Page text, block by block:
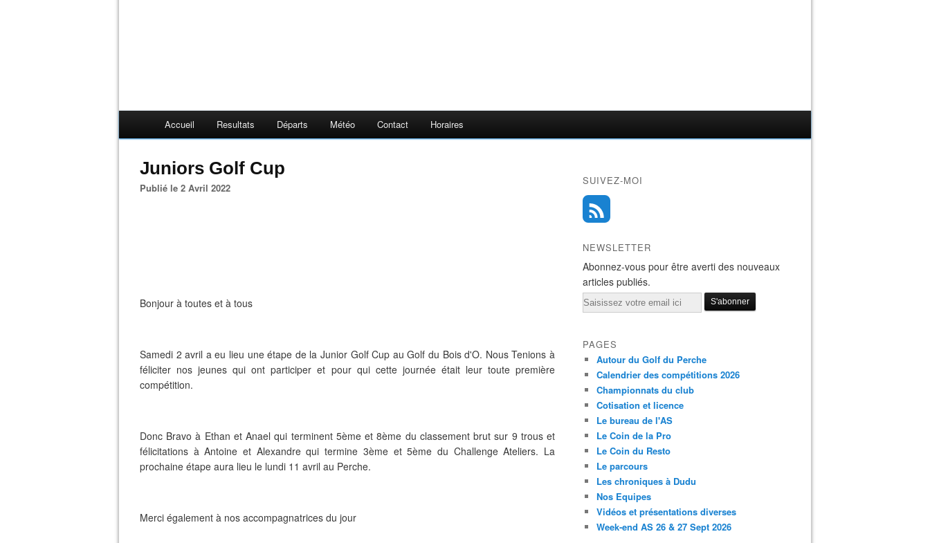
Accueil Resultats Départs Météo Contact Horaires
Juniors Golf Cup
Publié le 2 Avril 2022
Bonjour à toutes et à tous
Samedi 2 avril a eu lieu une étape de la Junior Golf Cup au Golf du Bois d'O. Nous Tenions à
féliciter nos jeunes qui ont participer et pour qui cette journée était leur toute première
compétition.
Donc Bravo à Ethan et Anael qui terminent 5ème et 8ème du classement brut sur 9 trous et
félicitations à Antoine et Alexandre qui termine 3ème et 5ème du Challenge Ateliers. La
prochaine étape aura lieu le lundi 11 avril au Perche.
Merci également à nos accompagnatrices du jour
SUIVEZ-MOI
NEWSLETTER
Abonnez-vous pour être averti des nouveaux
articles publiés.
Email
PAGES
Autour du Golf du Perche
Calendrier des compétitions 2026
Championnats du club
Cotisation et licence
Le bureau de l'AS
Le Coin de la Pro
Le Coin du Resto
Le parcours
Les chroniques à Dudu
Nos Equipes
Vidéos et présentations diverses
Week-end AS 26 & 27 Sept 2026